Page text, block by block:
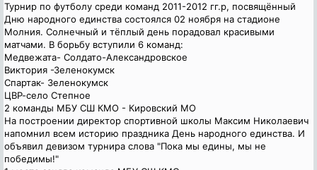
Турнир по футболу среди команд 2011-2012 гг.р, посвящённый
Дню народного единства состоялся 02 ноября на стадионе
Молния. Солнечный и тёплый день порадовал красивыми
матчами. В борьбу вступили 6 команд:
Медвежата- Солдато-Александровское
Виктория -Зеленокумск
Спартак- Зеленокумск
ЦВР-село Степное
2 команды МБУ СШ КМО - Кировский МО
На построении директор спортивной школы Максим Николаевич
напомнил всем историю праздника День народного единства. И
объявил девизом турнира слова "Пока мы едины, мы не
победимы!"